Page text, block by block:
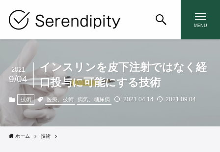
MENU
インスリンを皮下注射ではなく経
口投与に可能にする技術
2021
9/04
技術 医療、技術 病気、糖尿病 2021.04.14 2021.09.04
ホーム 技術